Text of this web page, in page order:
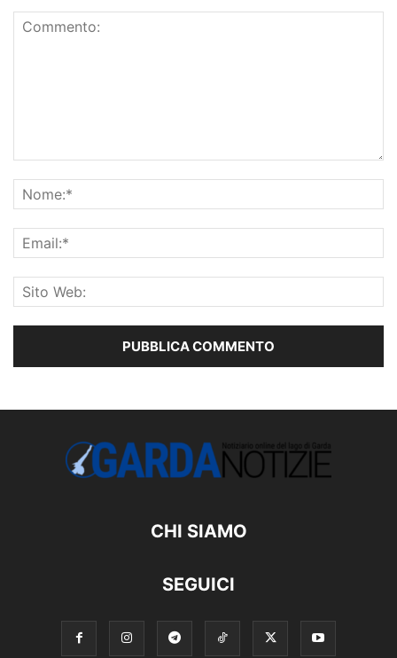
CHI SIAMO
SEGUICI